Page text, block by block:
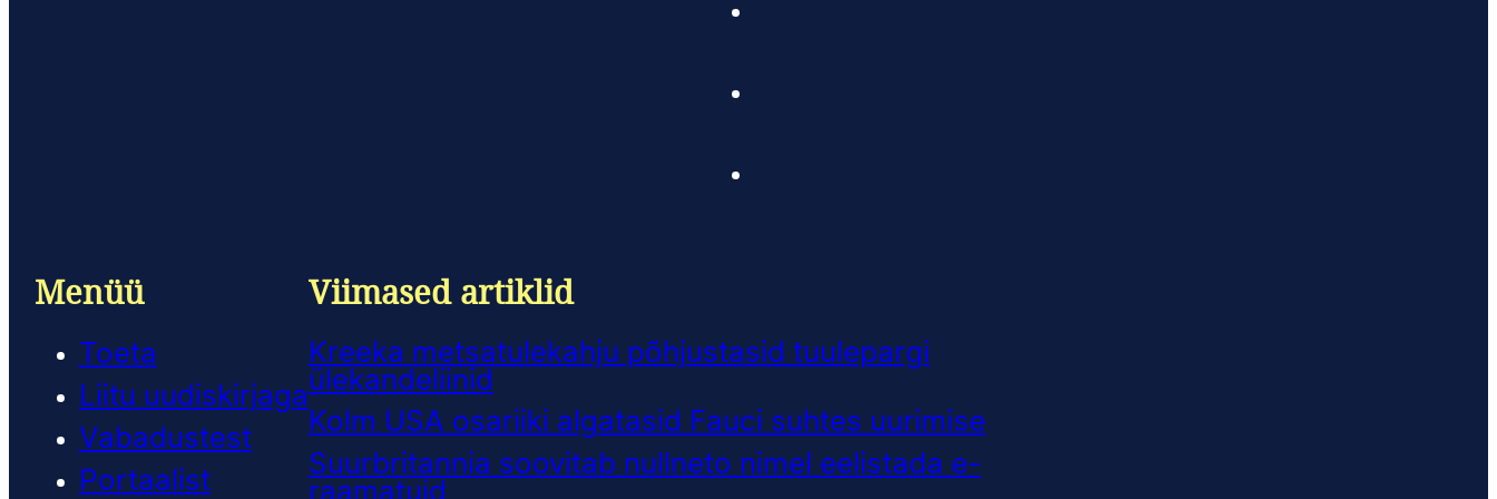
Menüü
Toeta
Liitu uudiskirjaga
Vabadustest
Portaalist
Viimased artiklid
Kreeka metsatulekahju põhjustasid tuulepargi
ülekandeliinid
Kolm USA osariiki algatasid Fauci suhtes uurimise
Suurbritannia soovitab nullneto nimel eelistada e-
raamatuid